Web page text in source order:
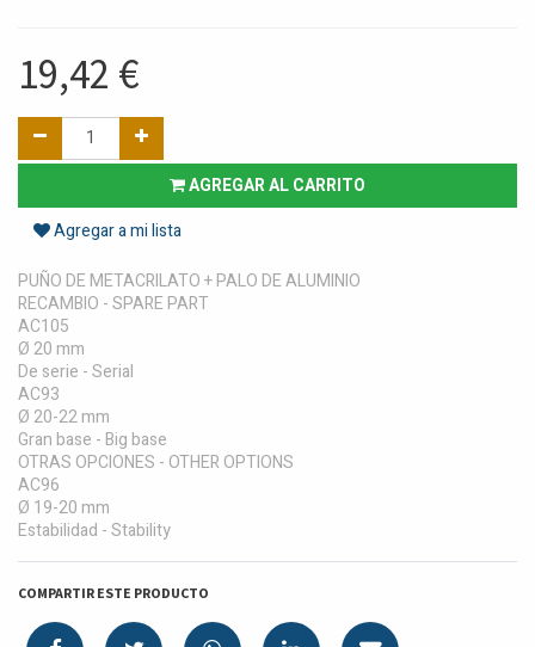
19,42 €
AGREGAR AL CARRITO
Agregar a mi lista
PUÑO DE METACRILATO + PALO DE ALUMINIO
RECAMBIO - SPARE PART
AC105
Ø 20 mm
De serie - Serial
AC93
Ø 20-22 mm
Gran base - Big base
OTRAS OPCIONES - OTHER OPTIONS
AC96
Ø 19-20 mm
Estabilidad - Stability
COMPARTIR ESTE PRODUCTO